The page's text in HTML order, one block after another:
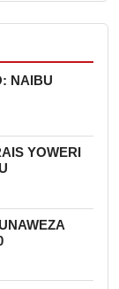
NAIBU
YOWERI